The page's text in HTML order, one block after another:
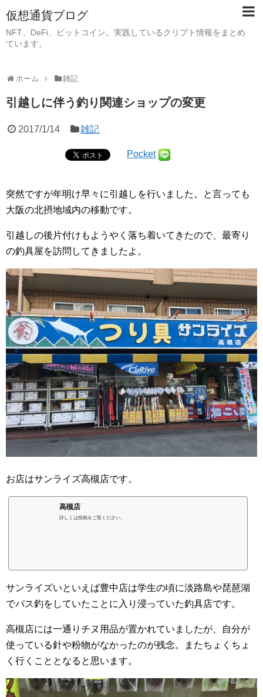
仮想通貨ブログ
NFT、DeFi、ビットコイン。実践しているクリプト情報をまとめ
ています。
ホーム 雑記
引越しに伴う釣り関連ショップの変更
2017/1/14 雑記
Pocket
突然ですが年明け早々に引越しを行いました。と言っても
大阪の北摂地域内の移動です。
引越しの後片付けもようやく落ち着いてきたので、最寄り
の釣具屋を訪問してきましたよ。
お店はサンライズ高槻店です。
高槻店
詳しくは投稿をご覧ください。
サンライズいといえば豊中店は学生の頃に淡路島や琵琶湖
でバス釣をしていたことに入り浸っていた釣具店です。
高槻店には一通りチヌ用品が置かれていましたが、自分が
使っている針や粉物がなかったのが残念。またちょくちょ
く行くこととなると思います。